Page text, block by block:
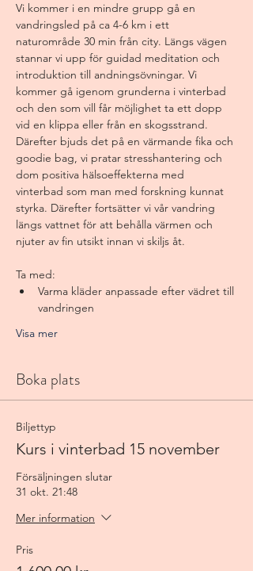
Vi kommer i en mindre grupp gå en
vandringsled på ca 4-6 km i ett
naturområde 30 min från city. Längs vägen
stannar vi upp för guidad meditation och
introduktion till andningsövningar. Vi
kommer gå igenom grunderna i vinterbad
och den som vill får möjlighet ta ett dopp
vid en klippa eller från en skogsstrand.
Därefter bjuds det på en värmande fika och
goodie bag, vi pratar stresshantering och
dom positiva hälsoeffekterna med
vinterbad som man med forskning kunnat
styrka. Därefter fortsätter vi vår vandring
längs vattnet för att behålla värmen och
njuter av fin utsikt innan vi skiljs åt.
Ta med:
Varma kläder anpassade efter vädret till
vandringen
Visa mer
Boka plats
Biljettyp
Kurs i vinterbad 15 november
Försäljningen slutar
31 okt. 21:48
Mer information
Pris